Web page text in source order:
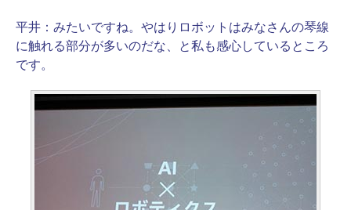
平井： みたいですね。やはりロボットはみなさんの琴線
に触れる部分が多いのだな、と私も感心しているところ
です。